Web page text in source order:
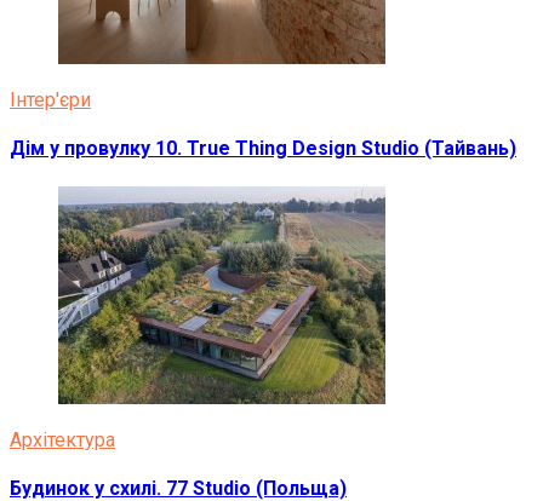
Інтер'єри
Дім у провулку 10. True Thing Design Studio (Тайвань)
Архітектура
Будинок у схилі. 77 Studio (Польща)